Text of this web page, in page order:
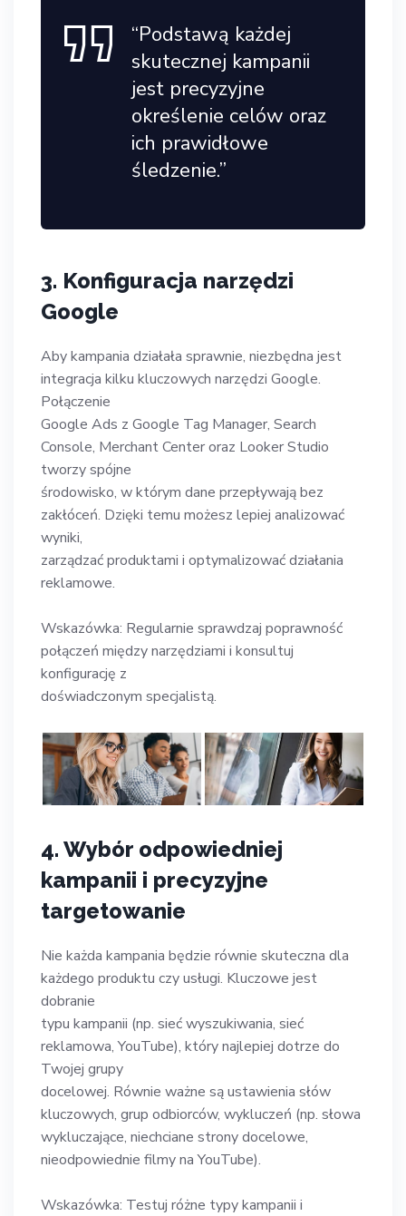
“Podstawą każdej
skutecznej kampanii
jest precyzyjne
określenie celów oraz
ich prawidłowe
śledzenie.”
3. Konfiguracja narzędzi
Google
Aby kampania działała sprawnie, niezbędna jest
integracja kilku kluczowych narzędzi Google.
Połączenie
Google Ads z Google Tag Manager, Search
Console, Merchant Center oraz Looker Studio
tworzy spójne
środowisko, w którym dane przepływają bez
zakłóceń. Dzięki temu możesz lepiej analizować
wyniki,
zarządzać produktami i optymalizować działania
reklamowe.
Wskazówka: Regularnie sprawdzaj poprawność
połączeń między narzędziami i konsultuj
konfigurację z
doświadczonym specjalistą.
4. Wybór odpowiedniej
kampanii i precyzyjne
targetowanie
Nie każda kampania będzie równie skuteczna dla
każdego produktu czy usługi. Kluczowe jest
dobranie
typu kampanii (np. sieć wyszukiwania, sieć
reklamowa, YouTube), który najlepiej dotrze do
Twojej grupy
docelowej. Równie ważne są ustawienia słów
kluczowych, grup odbiorców, wykluczeń (np. słowa
wykluczające, niechciane strony docelowe,
nieodpowiednie filmy na YouTube).
Wskazówka: Testuj różne typy kampanii i